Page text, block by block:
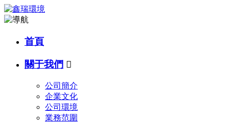
首頁
關于我們 
公司簡介
企業文化
公司環境
業務范圍